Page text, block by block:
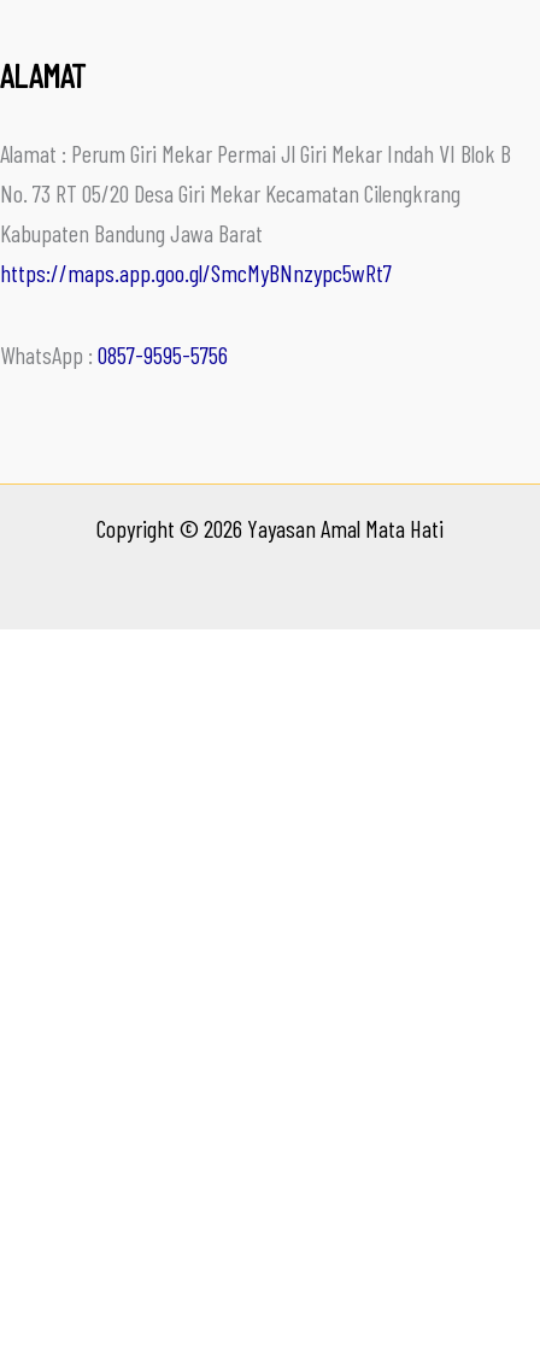
ALAMAT
Alamat : Perum Giri Mekar Permai Jl Giri Mekar Indah VI Blok B
No. 73 RT 05/20 Desa Giri Mekar Kecamatan Cilengkrang
Kabupaten Bandung Jawa Barat
https://maps.app.goo.gl/SmcMyBNnzypc5wRt7
WhatsApp : 0857-9595-5756
Copyright © 2026 Yayasan Amal Mata Hati